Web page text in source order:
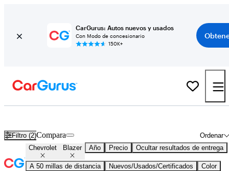
CarGurus: Autos nuevos y usados
Con Modo de concesionario
150K+
Filtro (2) Ordenar
Compara
Chevrolet Blazer Año Precio Ocultar resultados de entrega
A 50 millas de distancia Nuevos/Usados/Certificados
Color